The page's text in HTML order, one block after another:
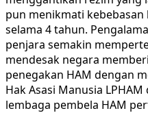
pun menikmati
selama 4 tahun.
penjara semakin
mendesak negara
penegakan HAM dengan
Hak Asasi Manusia
lembaga pembela HAM